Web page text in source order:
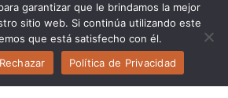
© Casaventa del sol
garantizar que le brindamos la mejor
sitio web. Si continúa utilizando este
que está satisfecho con él.
Rechazar Política de Privacidad